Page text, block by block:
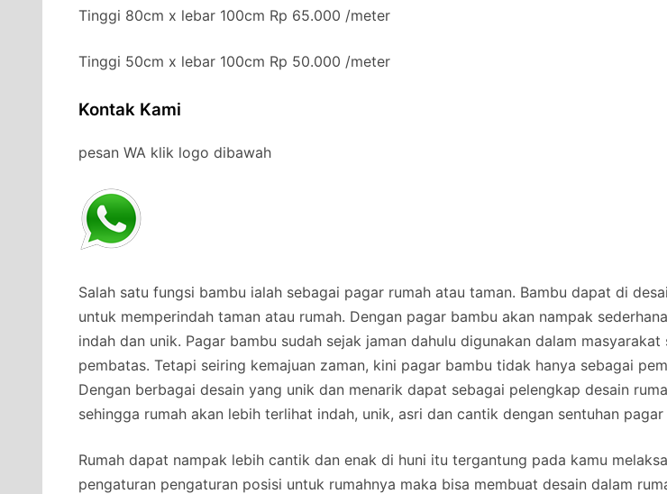
Tinggi 80cm x lebar 100cm Rp 65.000 /meter
Tinggi 50cm x lebar 100cm Rp 50.000 /meter
Kontak Kami
pesan WA klik logo dibawah
Salah satu fungsi bambu ialah sebagai pagar rumah atau taman. Bambu dapat di
untuk memperindah taman atau rumah. Dengan pagar bambu akan nampak
indah dan unik. Pagar bambu sudah sejak jaman dahulu digunakan dalam masyarakat
pembatas. Tetapi seiring kemajuan zaman, kini pagar bambu tidak hanya sebagai
Dengan berbagai desain yang unik dan menarik dapat sebagai pelengkap desain
sehingga rumah akan lebih terlihat indah, unik, asri dan cantik dengan sentuhan pagar
Rumah dapat nampak lebih cantik dan enak di huni itu tergantung pada kamu
pengaturan pengaturan posisi untuk rumahnya maka bisa membuat desain dalam